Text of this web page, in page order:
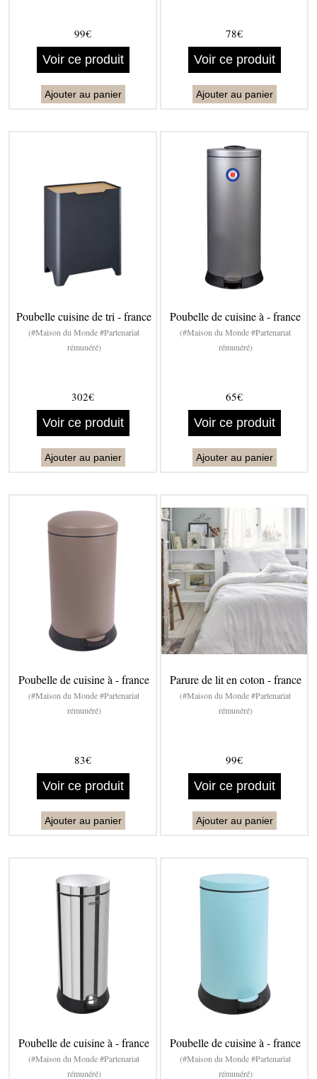
99€
Voir ce produit
Ajouter au panier
78€
Voir ce produit
Ajouter au panier
Poubelle cuisine de tri - france
(#Maison du Monde #Partenariat
rémunéré)
302€
Voir ce produit
Ajouter au panier
Poubelle de cuisine à - france
(#Maison du Monde #Partenariat
rémunéré)
65€
Voir ce produit
Ajouter au panier
Poubelle de cuisine à - france
(#Maison du Monde #Partenariat
rémunéré)
83€
Voir ce produit
Ajouter au panier
Parure de lit en coton - france
(#Maison du Monde #Partenariat
rémunéré)
99€
Voir ce produit
Ajouter au panier
Poubelle de cuisine à - france
(#Maison du Monde #Partenariat
rémunéré)
Poubelle de cuisine à - france
(#Maison du Monde #Partenariat
rémunéré)